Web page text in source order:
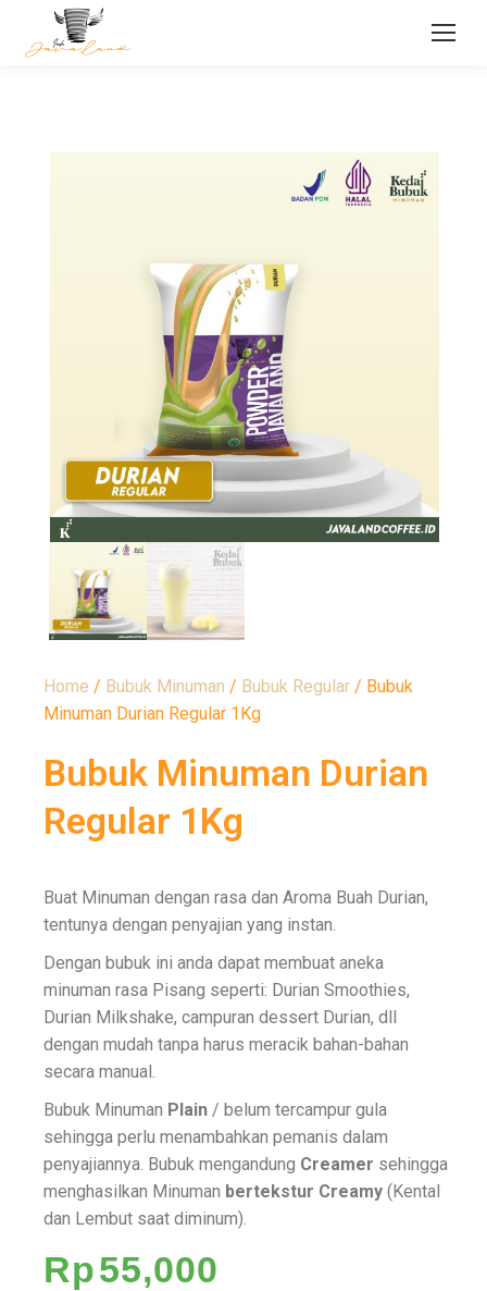
Home / Bubuk Minuman / Bubuk Regular / Bubuk
Minuman Durian Regular 1Kg
Bubuk Minuman Durian
Regular 1Kg
Buat Minuman dengan rasa dan Aroma Buah Durian,
tentunya dengan penyajian yang instan.
Dengan bubuk ini anda dapat membuat aneka
minuman rasa Pisang seperti: Durian Smoothies,
Durian Milkshake, campuran dessert Durian, dll
dengan mudah tanpa harus meracik bahan-bahan
secara manual.
Bubuk Minuman Plain / belum tercampur gula
sehingga perlu menambahkan pemanis dalam
penyajiannya. Bubuk mengandung Creamer sehingga
menghasilkan Minuman bertekstur Creamy (Kental
dan Lembut saat diminum).
Rp55,000